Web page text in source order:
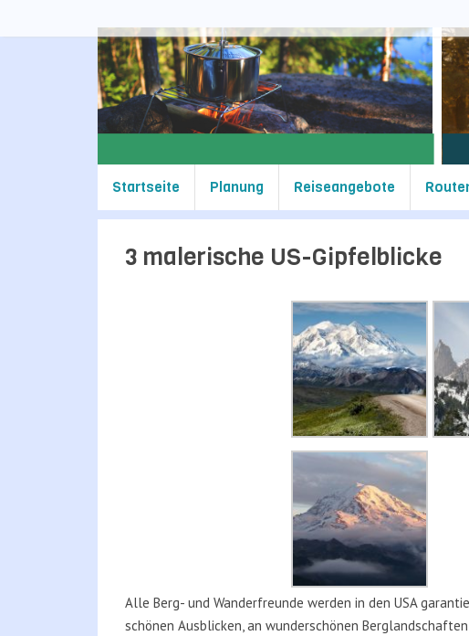
Zum
Inhalt
springen
Startseite Planung Reiseangebote
3 malerische US-Gipfelblicke
Alle Berg- und Wanderfreunde werden in den USA
schönen Ausblicken, an wunderschönen